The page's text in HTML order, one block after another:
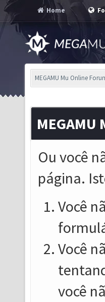
Home
MEGAMU Mu Online
Ou você
página.
Você
Você
você